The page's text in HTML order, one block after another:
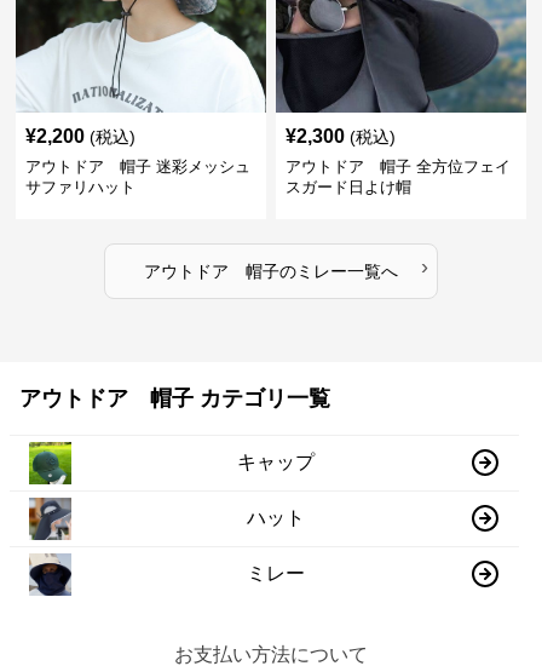
¥2,200 (税込)
アウトドア 帽子 迷彩メッシュ
サファリハット
¥2,300 (税込)
アウトドア 帽子 全方位フェイ
スガード日よけ帽
アウトドア 帽子のミレー一覧へ ›
アウトドア 帽子 カテゴリ一覧
キャップ
ハット
ミレー
お支払い方法について